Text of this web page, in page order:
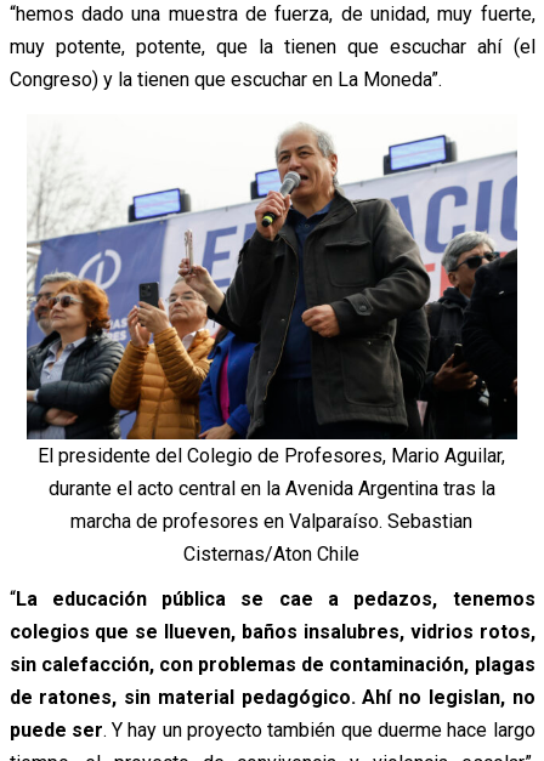
“hemos dado una muestra de fuerza, de unidad, muy fuerte,
muy potente, potente, que la tienen que escuchar ahí (el
Congreso) y la tienen que escuchar en La Moneda”.
El presidente del Colegio de Profesores, Mario Aguilar,
durante el acto central en la Avenida Argentina tras la
marcha de profesores en Valparaíso. Sebastian
Cisternas/Aton Chile
“La educación pública se cae a pedazos, tenemos
colegios que se llueven, baños insalubres, vidrios rotos,
sin calefacción, con problemas de contaminación, plagas
de ratones, sin material pedagógico. Ahí no legislan, no
puede ser. Y hay un proyecto también que duerme hace largo